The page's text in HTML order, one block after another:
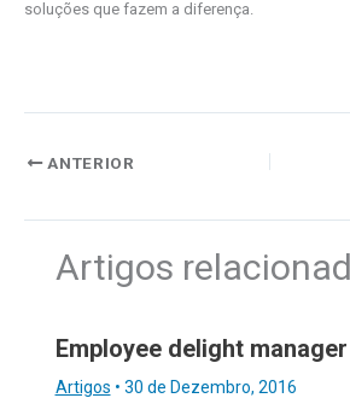
soluções que fazem a diferença.
ANTERIOR
Artigos
Employee delight manager
Artigos • 30 de Dezembro, 2016